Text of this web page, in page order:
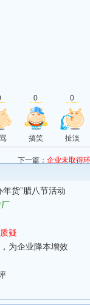
0 0
搞笑 扯淡
下一篇： 企业未取得
货”腊八节活动
疑
为企业降本增效